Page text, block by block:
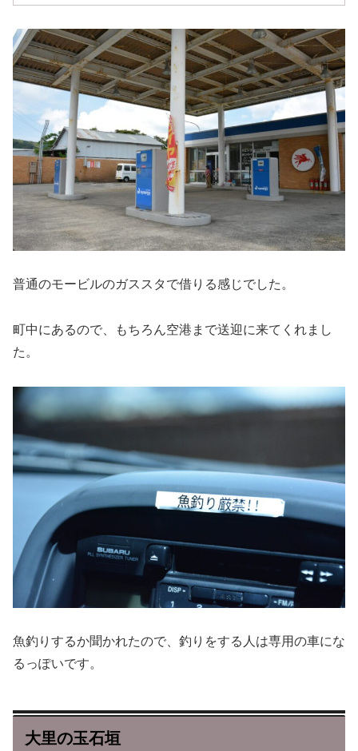
普通のモービルのガススタで借りる感じでした。
町中にあるので、もちろん空港まで送迎に来てくれまし
た。
魚釣りするか聞かれたので、釣りをする人は専用の車にな
るっぽいです。
大里の玉石垣